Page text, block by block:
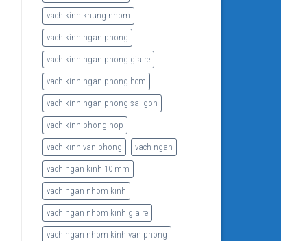
vach kinh khung nhom
vach kinh ngan phong
vach kinh ngan phong gia re
vach kinh ngan phong hcm
vach kinh ngan phong sai gon
vach kinh phong hop
vach kinh van phong vach ngan
vach ngan kinh 10 mm
vach ngan nhom kinh
vach ngan nhom kinh gia re
vach ngan nhom kinh van phong